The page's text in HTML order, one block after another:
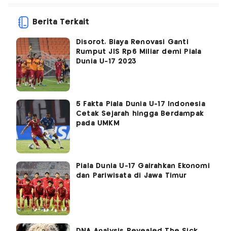
Berita Terkait
Disorot, Biaya Renovasi Ganti
Rumput JIS Rp6 Miliar demi Piala
Dunia U-17 2023
5 Fakta Piala Dunia U-17 Indonesia
Cetak Sejarah hingga Berdampak
pada UMKM
Piala Dunia U-17 Gairahkan Ekonomi
dan Pariwisata di Jawa Timur